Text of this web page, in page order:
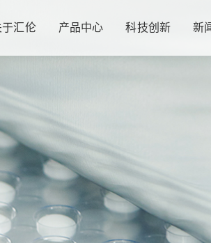
于汇伦 产品中心 科技创新 新